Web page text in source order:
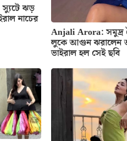
ঝড়
নাচের
Anjali Arora: সমুদ্র
লুকে আগুন ঝরালেন
ভাইরাল হল সেই ছবি